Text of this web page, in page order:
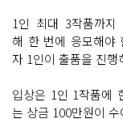
1인 최대 3작품까
해 한 번에 응모해야
자 1인이 출품을 진행
입상은 1인 1작품에
는 상금 100만원이